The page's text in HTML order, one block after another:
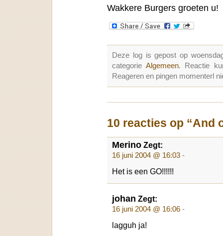
Wakkere Burgers groeten u!
Deze log is gepost op
categorie Algemeen. Reactie
Reageren en pingen momenterl
10 reacties op “And
Merino Zegt:
16 juni 2004 @ 16:03 -
Het is een GO!!!!!!
johan Zegt:
16 juni 2004 @ 16:06 -
lagguh ja!